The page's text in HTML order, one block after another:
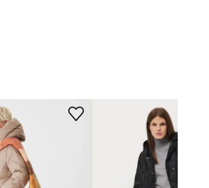
ROZMĚRY
Prohlédněte si rozměry